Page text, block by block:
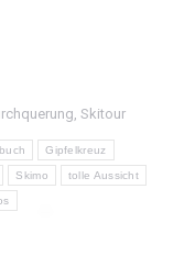
, Skitour
Gipfelkreuz
Skimo tolle Aussicht